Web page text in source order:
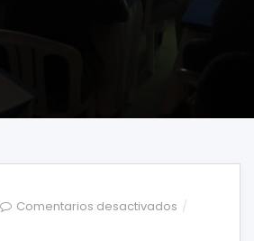
Comentarios desactivados en